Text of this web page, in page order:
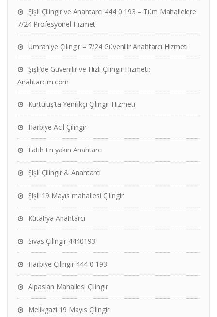
Şişli Çilingir ve Anahtarcı 444 0 193 – Tüm Mahallelere
7/24 Profesyonel Hizmet
Ümraniye Çilingir – 7/24 Güvenilir Anahtarcı Hizmeti
Şişli’de Güvenilir ve Hızlı Çilingir Hizmeti:
Anahtarcim.com
Kurtuluş’ta Yenilikçi Çilingir Hizmeti
Harbiye Acil Çilingir
Fatih En yakın Anahtarcı
Şişli Çilingir & Anahtarcı
Şişli 19 Mayıs mahallesi Çilingir
Kütahya Anahtarcı
Sivas Çilingir 4440193
Harbiye Çilingir 444 0 193
Alpaslan Mahallesi Çilingir
Melikgazi 19 Mayıs Çilingir